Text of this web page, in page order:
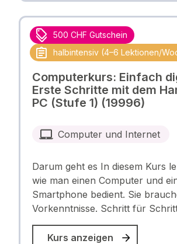
500 CHF Gutschein
halbintensiv (4–6 Lektionen/
Computerkurs: Einfach
Erste Schritte mit dem
PC (Stufe 1) (19996)
Computer und Internet
Darum geht es In diesem Kurs
wie man einen Computer und
Smartphone bedient. Sie
Vorkenntnisse. Schritt für
Kurs anzeigen